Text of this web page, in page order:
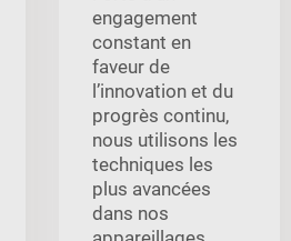
engagement
constant en
faveur de
l’innovation et du
progrès continu,
nous utilisons les
techniques les
plus avancées
dans nos